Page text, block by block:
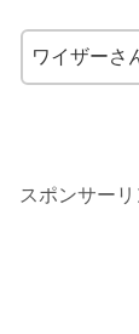
ワイザーさ
スポンサーリ